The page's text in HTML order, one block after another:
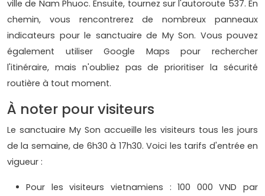
ville de Nam Phuoc. Ensuite, tournez sur l'autoroute 537. En
chemin, vous rencontrerez de nombreux panneaux
indicateurs pour le sanctuaire de My Son. Vous pouvez
également utiliser Google Maps pour rechercher
l'itinéraire, mais n'oubliez pas de prioritiser la sécurité
routière à tout moment.
À noter pour visiteurs
Le sanctuaire My Son accueille les visiteurs tous les jours
de la semaine, de 6h30 à 17h30. Voici les tarifs d'entrée en
vigueur :
Pour les visiteurs vietnamiens : 100 000 VND par